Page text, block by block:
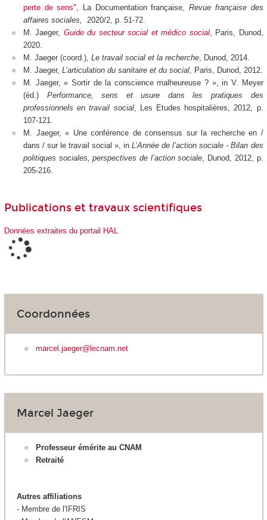
perte de sens",
La Documentation française,Revue française des
affaires sociales,
2020/2, p. 51-72.
M. Jaeger, Guide du secteur social et médico social,
Paris, Dunod,
2020.
M. Jaeger (coord.), Le travail social et la recherche , Dunod, 2014.
M. Jaeger, L’articulation du sanitaire et du social , Paris, Dunod, 2012.
M. Jaeger, « Sortir de la conscience malheureuse ? », in V. Meyer
(éd.) Performance, sens et usure dans les pratiques des
professionnels en travail social, Les Etudes hospitalières, 2012, p.
107-121.
M. Jaeger, « Une conférence de consensus sur la recherche en /
dans / sur le travail social », in L’Année de l’action sociale - Bilan des
politiques sociales, perspectives de l’action sociale , Dunod, 2012, p.
205-216.
Publications et travaux scientifiques
Données extraites du portail HAL
Coordonnées
marcel.jaeger@lecnam.net
Marcel Jaeger
Professeur émérite au CNAM
Retraité
Autres affiliations
- Membre de l'IFRIS